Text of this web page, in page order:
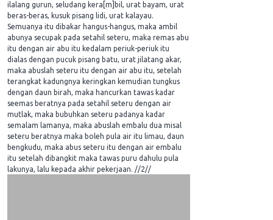
ilalang gurun, seludang kera[m]bil, urat bayam, urat
beras-beras, kusuk pisang lidi, urat kalayau.
Semuanya itu dibakar hangus-hangus, maka ambil
abunya secupak pada setahil seteru, maka remas abu
itu dengan air abu itu kedalam periuk-periuk itu
dialas dengan pucuk pisang batu, urat jilatang akar,
maka abuslah seteru itu dengan air abu itu, setelah
terangkat kadungnya keringkan kemudian tungkus
dengan daun birah, maka hancurkan tawas kadar
seemas beratnya pada setahil seteru dengan air
mutlak, maka bubuhkan seteru padanya kadar
semalam lamanya, maka abuslah embalu dua misal
seteru beratnya maka boleh pula air itu limau, daun
bengkudu, maka abus seteru itu dengan air embalu
itu setelah dibangkit maka tawas puru dahulu pula
lakunya, lalu kepada akhir pekerjaan. //2//